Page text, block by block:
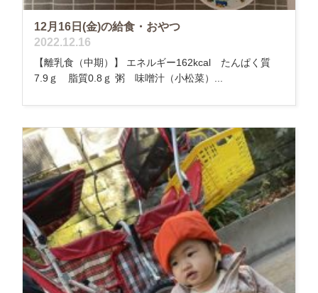
12月16日(金)の給食・おやつ
2022.12.16
【離乳食（中期）】 エネルギー162kcal たんぱく質
7.9ｇ 脂質0.8ｇ 粥 味噌汁（小松菜）...